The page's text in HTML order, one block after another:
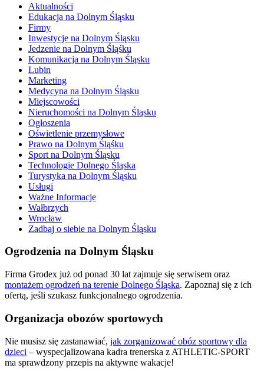
Aktualności
Edukacja na Dolnym Śląsku
Firmy
Inwestycje na Dolnym Śląsku
Jedzenie na Dolnym Śląśku
Komunikacja na Dolnym Śląsku
Lubin
Marketing
Medycyna na Dolnym Śląsku
Miejscowości
Nieruchomości na Dolnym Śląsku
Ogłoszenia
Oświetlenie przemysłowe
Prawo na Dolnym Śląśku
Sport na Dolnym Śląsku
Technologie Dolnego Śląska
Turystyka na Dolnym Śląsku
Usługi
Ważne Informacje
Wałbrzych
Wrocław
Zadbaj o siebie na Dolnym Śląsku
Ogrodzenia na Dolnym Śląsku
Firma Grodex już od ponad 30 lat zajmuje się serwisem oraz
montażem ogrodzeń na terenie Dolnego Śląska. Zapoznaj się z ich
ofertą, jeśli szukasz funkcjonalnego ogrodzenia.
Organizacja obozów sportowych
Nie musisz się zastanawiać, jak zorganizować obóz sportowy dla
dzieci – wyspecjalizowana kadra trenerska z ATHLETIC-SPORT
ma sprawdzony przepis na aktywne wakacje!